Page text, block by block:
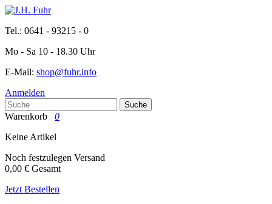
Tel.: 0641 - 93215 - 0
Mo - Sa 10 - 18.30 Uhr
E-Mail: shop@fuhr.info
Anmelden
Suche
Warenkorb
0
Keine Artikel
Noch festzulegen Versand
0,00 € Gesamt
Jetzt Bestellen